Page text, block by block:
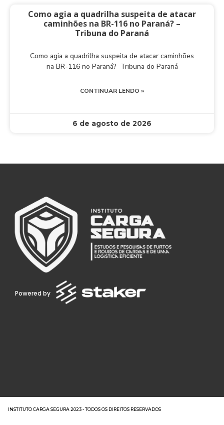
Como agia a quadrilha suspeita de atacar
caminhões na BR-116 no Paraná? –
Tribuna do Paraná
Como agia a quadrilha suspeita de atacar caminhões
na BR-116 no Paraná? Tribuna do Paraná
CONTINUAR LENDO »
6 de agosto de 2026
Powered by
INSTITUTO CARGA SEGURA 2023 - TODOS OS DIREITOS RESERVADOS